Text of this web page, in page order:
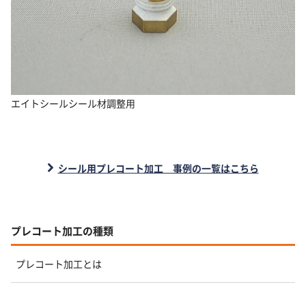
エイトシールシール材調整用
シール用プレコート加工 事例の一覧はこちら
プレコート加工の種類
プレコート加工とは